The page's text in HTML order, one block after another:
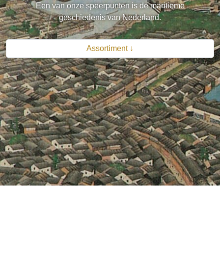
Een van onze speerpunten is de maritieme
geschiedenis van Nederland.
Assortiment ↓